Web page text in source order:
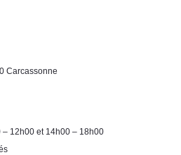
Carcassonne
12h00 et 14h00 – 18h00